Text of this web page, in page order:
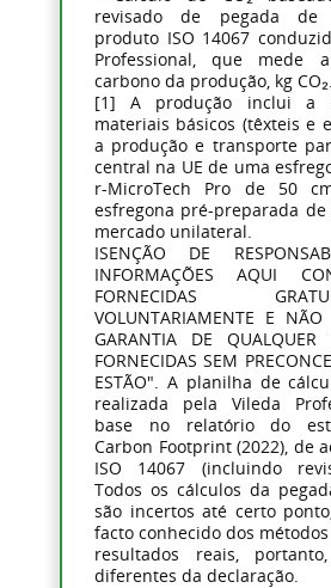
revisado de pegada de
produto ISO 14067
Professional, que mede
carbono da produção, kg CO₂.
[1] A produção inclui a
materiais básicos (têxteis e
a produção e transporte
central na UE de uma
r-MicroTech Pro de 50
esfregona pré-preparada
mercado unilateral.
ISENÇÃO DE
INFORMAÇÕES AQUI
FORNECIDAS
VOLUNTARIAMENTE E NÃO
GARANTIA DE
FORNECIDAS SEM
ESTÃO". A planilha de
realizada pela Vileda
base no relatório do
Carbon Footprint (2022), de
ISO 14067 (incluindo
Todos os cálculos da
são incertos até certo
facto conhecido dos
resultados reais,
diferentes da declaração.